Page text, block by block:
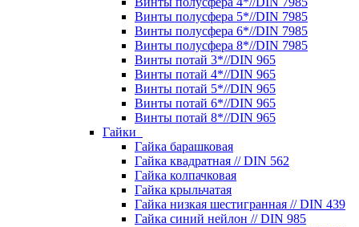
Винты полусфера 5*//DIN 7985
Винты полусфера 6*//DIN 7985
Винты полусфера 8*//DIN 7985
Винты потай 3*//DIN 965
Винты потай 4*//DIN 965
Винты потай 5*//DIN 965
Винты потай 6*//DIN 965
Винты потай 8*//DIN 965
Гайки
Гайка барашковая
Гайка квадратная // DIN 562
Гайка колпачковая
Гайка крыльчатая
Гайка низкая шестигранная // DIN 439
Гайка синий нейлон // DIN 985